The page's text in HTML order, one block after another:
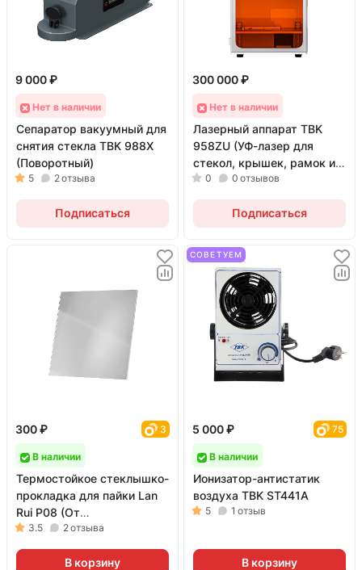
9 000 ₽
Нет в наличии
Сепаратор вакуумный для
снятия стекла TBK 988X
(Поворотный)
5 2отзыва
Подписаться
300 000 ₽
Нет в наличии
Лазерный аппарат TBK
958ZU (УФ-лазер для
стекол, крышек, рамок и
гравировки; 5 Вт)
0 0 отзывов
Подписаться
300 ₽ 3
В наличии
Термостойкое стеклышко-
прокладка для пайки Lan
Rui P08 (От
разбрызгивания припоя)
3.5 2отзыва
В корзину
СОВЕТУЕМ
5 000 ₽ 75
В наличии
Ионизатор-антистатик
воздуха TBK ST441A
5 1 отзыв
В корзину